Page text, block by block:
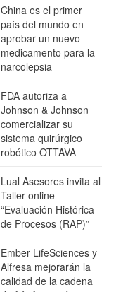
China es el primer
país del mundo en
aprobar un nuevo
medicamento para la
narcolepsia
FDA autoriza a
Johnson & Johnson
comercializar su
sistema quirúrgico
robótico OTTAVA
Lual Asesores invita al
Taller online
“Evaluación Histórica
de Procesos (RAP)”
Ember LifeSciences y
Alfresa mejorarán la
calidad de la cadena